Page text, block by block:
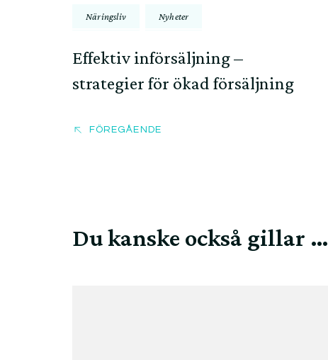
Näringsliv Nyheter
Effektiv införsäljning –
strategier för ökad försäljning
FÖREGÅENDE
Du kanske också gillar …